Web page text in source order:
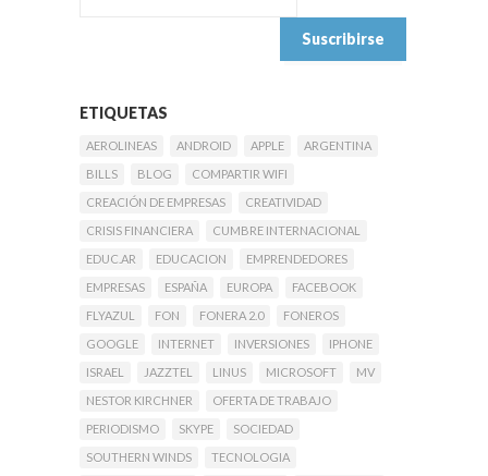
ETIQUETAS
AEROLINEAS ANDROID APPLE
ARGENTINA
BILLS
BLOG
COMPARTIR WIFI
CREACIÓN DE EMPRESAS
CREATIVIDAD
CRISIS FINANCIERA
CUMBRE INTERNACIONAL
EDUC.AR
EDUCACION
EMPRENDEDORES
EMPRESAS
ESPAÑA EUROPA
FACEBOOK
FLYAZUL
FON FONERA 2.0
FONEROS
GOOGLE
INTERNET INVERSIONES
IPHONE
ISRAEL
JAZZTEL LINUS MICROSOFT
MV
NESTOR KIRCHNER
OFERTA DE TRABAJO
PERIODISMO
SKYPE
SOCIEDAD
SOUTHERN WINDS
TECNOLOGIA